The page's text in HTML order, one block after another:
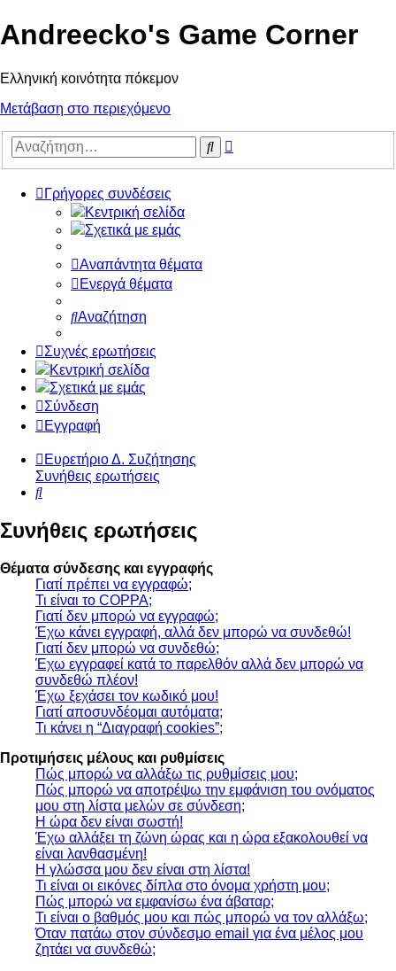
Andreecko's Game Corner
Ελληνική κοινότητα πόκεμον
Μετάβαση στο περιεχόμενο
Αναζήτηση
Γρήγορες συνδέσεις
Κεντρική σελίδα
Σχετικά με εμάς
Αναπάντητα θέματα
Ενεργά θέματα
Αναζήτηση
Συχνές ερωτήσεις
Κεντρική σελίδα
Σχετικά με εμάς
Σύνδεση
Εγγραφή
Ευρετήριο Δ. Συζήτησης
Συνήθεις ερωτήσεις
Αναζήτηση
Συνήθεις ερωτήσεις
Θέματα σύνδεσης και εγγραφής
Γιατί πρέπει να εγγραφώ;
Τι είναι το COPPA;
Γιατί δεν μπορώ να εγγραφώ;
Έχω κάνει εγγραφή, αλλά δεν μπορώ να συνδεθώ!
Γιατί δεν μπορώ να συνδεθώ;
Έχω εγγραφεί κατά το παρελθόν αλλά δεν μπορώ να
συνδεθώ πλέον!
Έχω ξεχάσει τον κωδικό μου!
Γιατί αποσυνδέομαι αυτόματα;
Τι κάνει η “Διαγραφή cookies”;
Προτιμήσεις μέλους και ρυθμίσεις
Πώς μπορώ να αλλάξω τις ρυθμίσεις μου;
Πώς μπορώ να αποτρέψω την εμφάνιση του ονόματος
μου στη λίστα μελών σε σύνδεση;
Η ώρα δεν είναι σωστή!
Έχω αλλάξει τη ζώνη ώρας και η ώρα εξακολουθεί να
είναι λανθασμένη!
Η γλώσσα μου δεν είναι στη λίστα!
Τι είναι οι εικόνες δίπλα στο όνομα χρήστη μου;
Πώς μπορώ να εμφανίσω ένα άβαταρ;
Τι είναι ο βαθμός μου και πώς μπορώ να τον αλλάξω;
Όταν πατάω στον σύνδεσμο email για ένα μέλος μου
ζητάει να συνδεθώ;